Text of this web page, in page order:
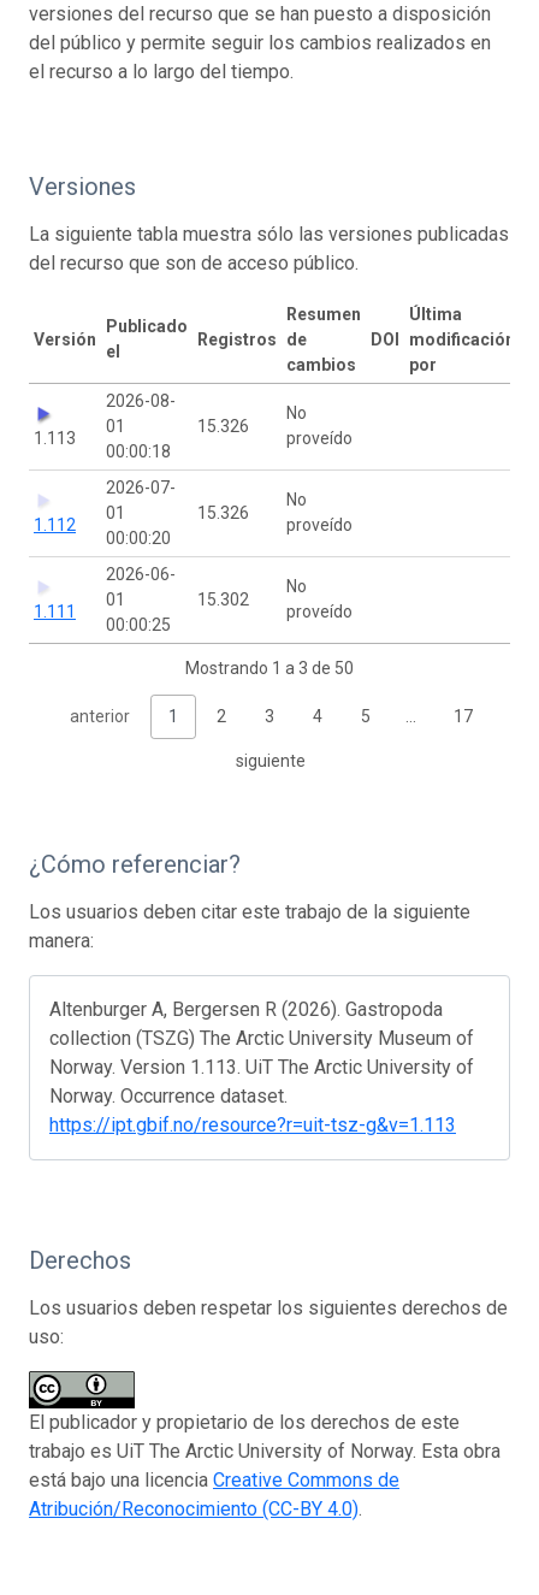
versiones del recurso que se han puesto a disposición
del público y permite seguir los cambios realizados en
el recurso a lo largo del tiempo.
Versiones
La siguiente tabla muestra sólo las versiones publicadas
del recurso que son de acceso público.
Versión
Publicado
el
Registros
Resumen
de
cambios
DOI
Última
modificación
por
1.113
2026-08-
01
00:00:18
15.326
No
proveído
1.112
2026-07-
01
00:00:20
15.326
No
proveído
1.111
2026-06-
01
00:00:25
15.302
No
proveído
Mostrando 1 a 3 de 50
anterior 1 2 3 4 5 17
siguiente
¿Cómo referenciar?
Los usuarios deben citar este trabajo de la siguiente
manera:
Altenburger A, Bergersen R (2026). Gastropoda
collection (TSZG) The Arctic University Museum of
Norway. Version 1.113. UiT The Arctic University of
Norway. Occurrence dataset.
https://ipt.gbif.no/resource?r=uit-tsz-g&v=1.113
Derechos
Los usuarios deben respetar los siguientes derechos de
uso:
El publicador y propietario de los derechos de este
trabajo es UiT The Arctic University of Norway. Esta obra
está bajo una licencia Creative Commons de
Atribución/Reconocimiento (CC-BY 4.0).